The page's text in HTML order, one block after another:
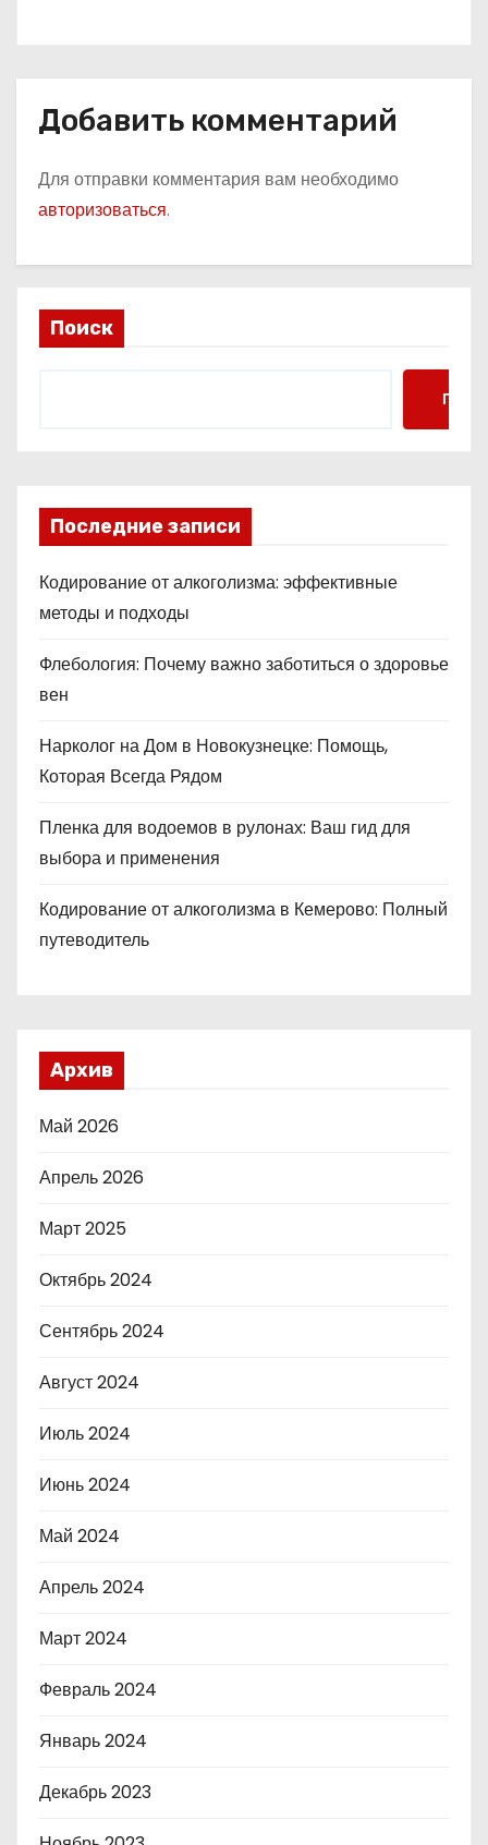
Добавить комментарий
Для отправки комментария вам необходимо
авторизоваться.
Поиск
Поиск
Последние записи
Кодирование от алкоголизма: эффективные
методы и подходы
Флебология: Почему важно заботиться о здоровье
вен
Нарколог на Дом в Новокузнецке: Помощь,
Которая Всегда Рядом
Пленка для водоемов в рулонах: Ваш гид для
выбора и применения
Кодирование от алкоголизма в Кемерово: Полный
путеводитель
Архив
Май 2026
Апрель 2026
Март 2025
Октябрь 2024
Сентябрь 2024
Август 2024
Июль 2024
Июнь 2024
Май 2024
Апрель 2024
Март 2024
Февраль 2024
Январь 2024
Декабрь 2023